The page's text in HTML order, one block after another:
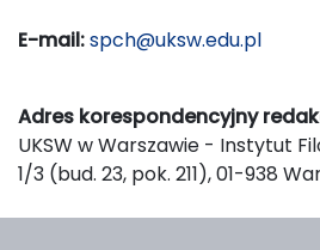
E-mail:spch@uksw.edu.pl
Adres korespondencyjny
UKSW w Warszawie - Instytut
1/3 (bud. 23, pok. 211), 01-938